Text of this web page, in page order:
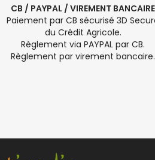
CB / PAYPAL / VIREMENT BANCAIRE
Paiement par CB sécurisé 3D
du Crédit Agricole.
Règlement via PAYPAL par CB.
Règlement par virement bancaire.